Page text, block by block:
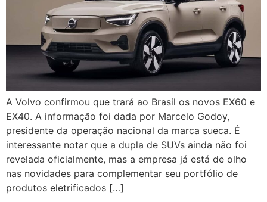
A Volvo confirmou que trará ao Brasil os novos EX60 e
EX40. A informação foi dada por Marcelo Godoy,
presidente da operação nacional da marca sueca. É
interessante notar que a dupla de SUVs ainda não foi
revelada oficialmente, mas a empresa já está de olho
nas novidades para complementar seu portfólio de
produtos eletrificados […]